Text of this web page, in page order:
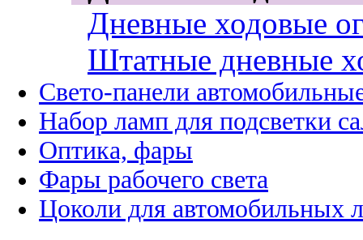
Дневные ходовые
Штатные дневные
Свето-панели
Набор ламп для подсветки
Оптика, фары
Фары рабочего света
Цоколи для автомобильных